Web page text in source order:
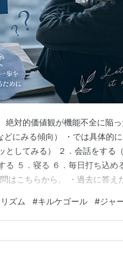
絶対的価値観が機能不全に陥
にみる傾向） ・では具体的
してみる） ２．会話をする（
る ５．寝る ６．毎日打ち込め
はこちらから。 ・過去に答え
りしてしまうことがあります
…
ズム #キルケゴール #ジャ